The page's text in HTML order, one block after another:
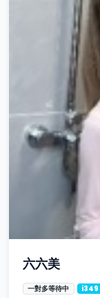
六六美
一對多等待中 i349